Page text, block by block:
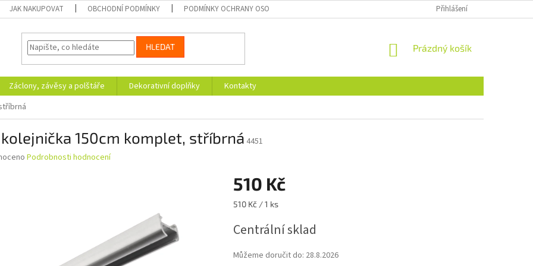
JAK NAKUPOVAT OBCHODNÍ PODMÍNKY PODMÍNKY OCHRANY OSOBNÍCH ÚDAJŮ FORMULÁŘ PRO
Přihlášení
HLEDAT
NÁKUPNÍ
Prázdný košík
Záclony, závěsy a polštáře Dekorativní doplňky
Kontakty
kolejnička 150cm komplet, stříbrná 4451
Podrobnosti hodnocení
510 Kč
Měrná
510 Kč / 1 ks
Centrální sklad
Můžeme doručit do: 28.8.2026